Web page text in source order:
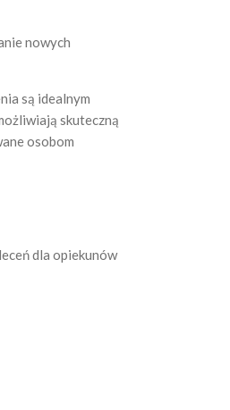
nowych
są idealnym
skuteczną
osobom
dla opiekunów